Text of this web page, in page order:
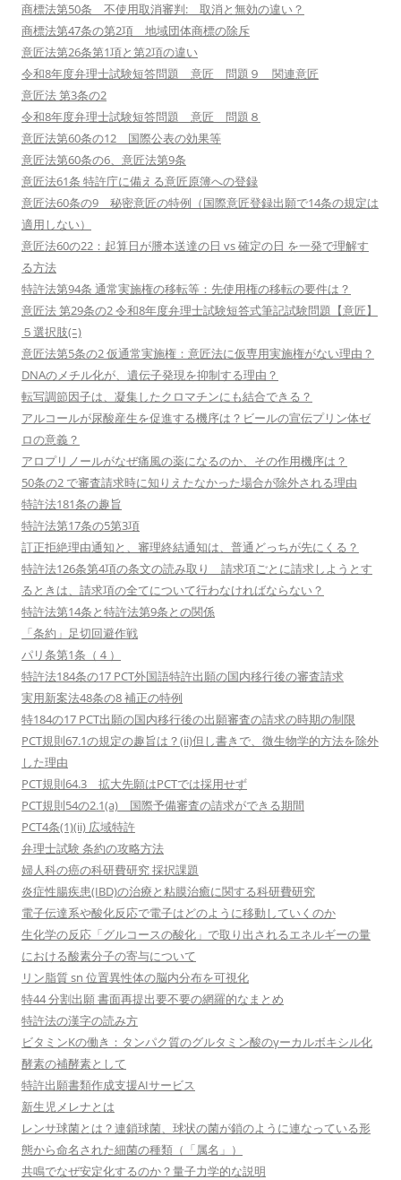
商標法第50条 不使用取消審判: 取消と無効の違い？
商標法第47条の第2項 地域団体商標の除斥
意匠法第26条第1項と第2項の違い
令和8年度弁理士試験短答問題 意匠 問題９ 関連意匠
意匠法 第3条の2
令和8年度弁理士試験短答問題 意匠 問題８
意匠法第60条の12 国際公表の効果等
意匠法第60条の6、意匠法第9条
意匠法61条 特許庁に備える意匠原簿への登録
意匠法60条の9 秘密意匠の特例（国際意匠登録出願で14条の規定は
適用しない）
意匠法60の22：起算日が謄本送達の日 vs 確定の日 を一発で理解す
る方法
特許法第94条 通常実施権の移転等：先使用権の移転の要件は？
意匠法 第29条の2 令和8年度弁理士試験短答式筆記試験問題【意匠】
５選択肢(ﾆ)
意匠法第5条の2 仮通常実施権：意匠法に仮専用実施権がない理由？
DNAのメチル化が、遺伝子発現を抑制する理由？
転写調節因子は、凝集したクロマチンにも結合できる？
アルコールが尿酸産生を促進する機序は？ビールの宣伝プリン体ゼ
ロの意義？
アロプリノールがなぜ痛風の薬になるのか、その作用機序は？
50条の2 で審査請求時に知りえたなかった場合が除外される理由
特許法181条の趣旨
特許法第17条の5第3項
訂正拒絶理由通知と、審理終結通知は、普通どっちが先にくる？
特許法126条第4項の条文の読み取り 請求項ごとに請求しようとす
るときは、請求項の全てについて行わなければならない？
特許法第14条と特許法第9条との関係
「条約」足切回避作戦
パリ条第1条（４）
特許法184条の17 PCT外国語特許出願の国内移行後の審査請求
実用新案法48条の8 補正の特例
特184の17 PCT出願の国内移行後の出願審査の請求の時期の制限
PCT規則67.1の規定の趣旨は？(ii)但し書きで、微生物学的方法を除外
した理由
PCT規則64.3 拡大先願はPCTでは採用せず
PCT規則54の2.1(a) 国際予備審査の請求ができる期間
PCT4条(1)(ii) 広域特許
弁理士試験 条約の攻略方法
婦人科の癌の科研費研究 採択課題
炎症性腸疾患(IBD)の治療と粘膜治癒に関する科研費研究
電子伝達系や酸化反応で電子はどのように移動していくのか
生化学の反応「グルコースの酸化」で取り出されるエネルギーの量
における酸素分子の寄与について
リン脂質 sn 位置異性体の脳内分布を可視化
特44 分割出願 書面再提出要不要の網羅的なまとめ
特許法の漢字の読み方
ビタミンKの働き：タンパク質のグルタミン酸のγーカルボキシル化
酵素の補酵素として
特許出願書類作成支援AIサービス
新生児メレナとは
レンサ球菌とは？連鎖球菌、球状の菌が鎖のように連なっている形
態から命名された細菌の種類（「属名」）
共鳴でなぜ安定化するのか？量子力学的な説明